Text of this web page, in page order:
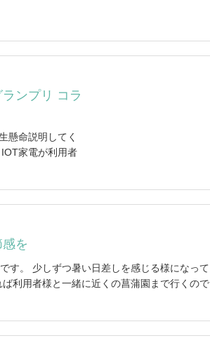
ンプリ コラ
懸命説明してく
家電が利用者
を
す。 少しずつ暑い日差しを感じる様になって
利用者様と一緒に近くの菖蒲園まで行くので